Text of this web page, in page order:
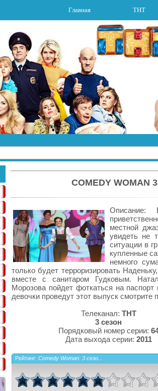
Главная ТНТ
COMEDY
Описание:
местной
увидеть не
ситуации в
купленные
немного
только будет терроризировать
вместе с санитаром Гудковым.
Морозова пойдет фоткаться на
девочки проведут этот выпуск смотрите
Телеканал: ТНТ
3 сезон
Порядковый номер серии:
Дата выхода серии: 2011
Рейтинг: Comedy Woman: 3 сезо...